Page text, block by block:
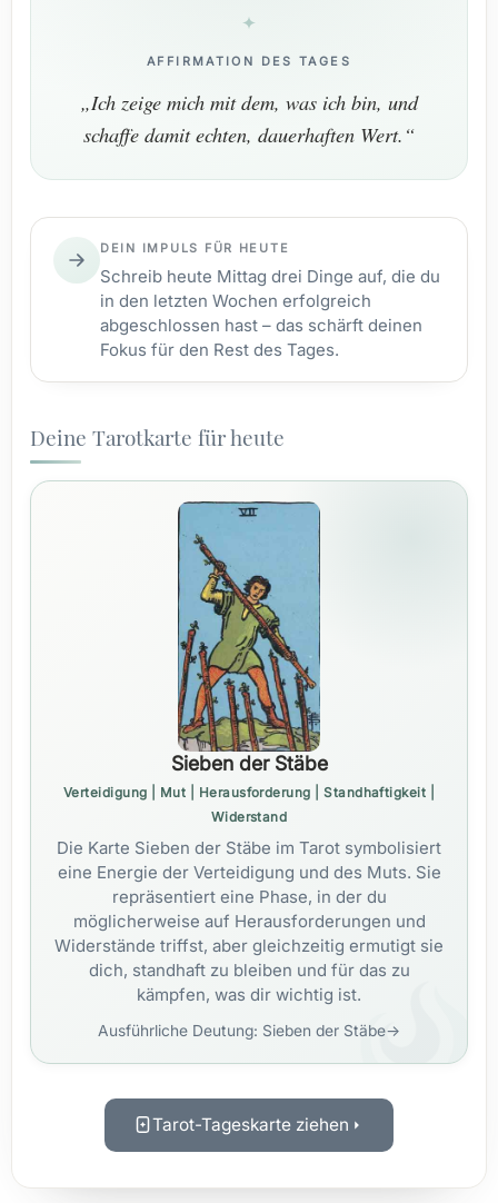
AFFIRMATION DES TAGES
„Ich zeige mich mit dem, was ich bin, und
schaffe damit echten, dauerhaften Wert.“
DEIN IMPULS FÜR HEUTE
Schreib heute Mittag drei Dinge auf, die du
in den letzten Wochen erfolgreich
abgeschlossen hast – das schärft deinen
Fokus für den Rest des Tages.
Deine Tarotkarte für heute
Sieben der Stäbe
Verteidigung | Mut | Herausforderung | Standhaftigkeit |
Widerstand
Die Karte Sieben der Stäbe im Tarot symbolisiert
eine Energie der Verteidigung und des Muts. Sie
repräsentiert eine Phase, in der du
möglicherweise auf Herausforderungen und
Widerstände triffst, aber gleichzeitig ermutigt sie
dich, standhaft zu bleiben und für das zu
kämpfen, was dir wichtig ist.
Ausführliche Deutung: Sieben der Stäbe→
Tarot-Tageskarte ziehen